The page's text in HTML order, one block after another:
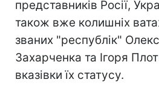
представників Росії,
також вже колишніх
званих "республік"
Захарченка та Ігоря
вказівки їх статусу.